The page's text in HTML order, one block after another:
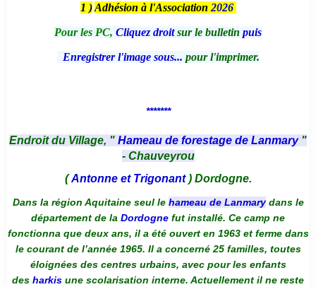
1 ) Adhésion à l'Association 2026
Pour les PC, Cliquez droitsur le bulletin puis
Enregistrer l'image sous... pour l'imprimer.
*******
Endroit du Village, " Hameau de forestage de Lanmary "
- Chauveyrou
(Antonne et Trigonant) Dordogne.
Dans la région Aquitaine seul le hameau de Lanmarydans le
département de la Dordogne fut installé. Ce camp ne
fonctionna que deux ans, il a été ouvert en 1963 et ferme dans
le courant de l’année 1965. Il a concerné 25 familles, toutes
éloignées des centres urbains, avec pour les enfants
des harkis une scolarisation interne. Actuellement il ne reste